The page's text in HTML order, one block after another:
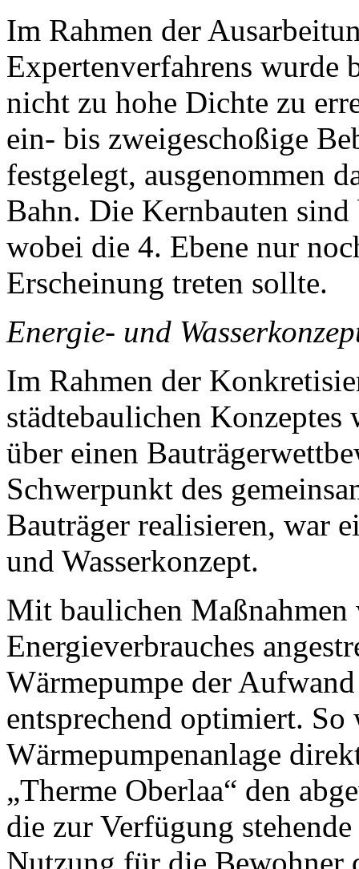
Im Rahmen der
Expertenverfahrens wurde
nicht zu hohe Dichte zu
ein- bis zweigeschoßige
festgelegt, ausgenommen
Bahn. Die Kernbauten
wobei die 4. Ebene nur
Erscheinung treten sollte.
Energie- und
Im Rahmen der
städtebaulichen
über einen
Schwerpunkt des
Bauträger realisieren, war
und Wasserkonzept.
Mit baulichen
Energieverbrauches
Wärmepumpe der
entsprechend optimiert.
Wärmepumpenanlage
„Therme Oberlaa“ den
die zur Verfügung